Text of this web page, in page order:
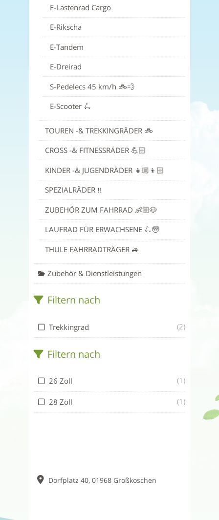
E-Lastenrad Cargo
E-Rikscha
E-Tandem
E-Dreirad
S-Pedelecs 45 km/h 🚲💨
E-Scooter 🛴
TOUREN -& TREKKINGRÄDER 🚲
CROSS -& FITNESSRÄDER 💪🏻
KINDER -& JUGENDRÄDER 👧🏼👦🏻
SPEZIALRÄDER ‼️
ZUBEHÖR ZUM FAHRRAD 👶🏼🐶
LAUFRAD FÜR ERWACHSENE 🛴🧓
THULE FAHRRADTRÄGER 🚙
Zubehör & Dienstleistungen
Filtern nach
Trekkingrad (2)
Filtern nach
26 Zoll (1)
28 Zoll (1)
Dorfplatz 40, 01968 Großkoschen